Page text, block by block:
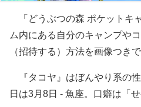
「どうぶつの森 ポケットキ
ム内にある自分のキャンプや
（招待する）方法を画像つき
『タコヤ』はぼんやり系の
日は3月8日 - 魚座。口癖は「せ